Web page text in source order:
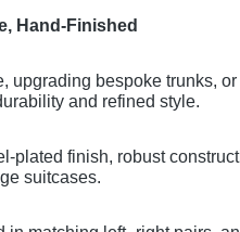
Hand-Finished
upgrading bespoke trunks,
and refined style.
plated finish, robust
suitcases.